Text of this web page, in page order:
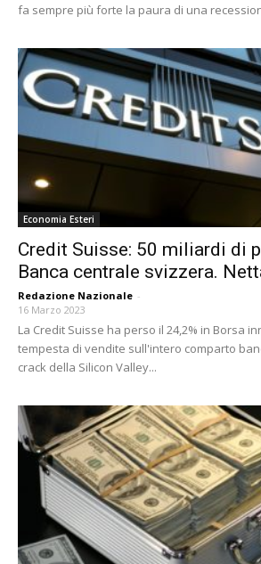
fa sempre più forte la paura di una
Economia Esteri
Credit Suisse: 50 miliardi di
Banca centrale svizzera.
Redazione Nazionale -
16 Marzo 2023
La Credit Suisse ha perso il 24,2% in Borsa
tempesta di vendite sull'intero comparto
crack della Silicon Valley...